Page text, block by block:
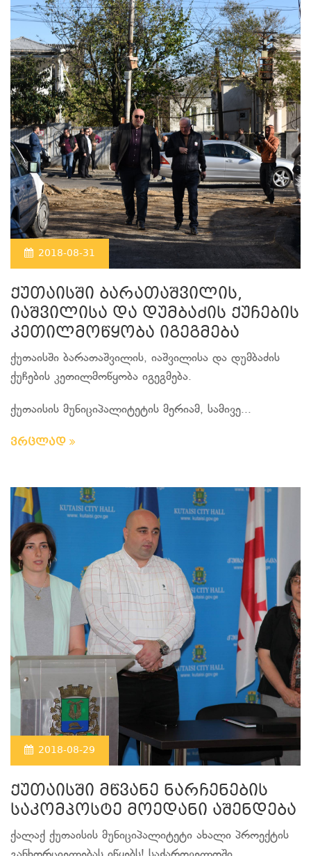
2018-08-31
ქუთაისში ბარათაშვილის,
იაშვილისა და დუმბაძის ქუჩების
კეთილმოწყობა იგეგმება
ქუთაისში ბარათაშვილის, იაშვილისა და დუმბაძის
ქუჩების კეთილმოწყობა იგეგმება.
ქუთაისის მუნიციპალიტეტის მერიამ, სამივე...
ვრცლად
2018-08-29
ქუთაისში მწვანე ნარჩენების
საკომპოსტე მოედანი აშენდება
ქალაქ ქუთაისის მუნიციპალიტეტი ახალი პროექტის